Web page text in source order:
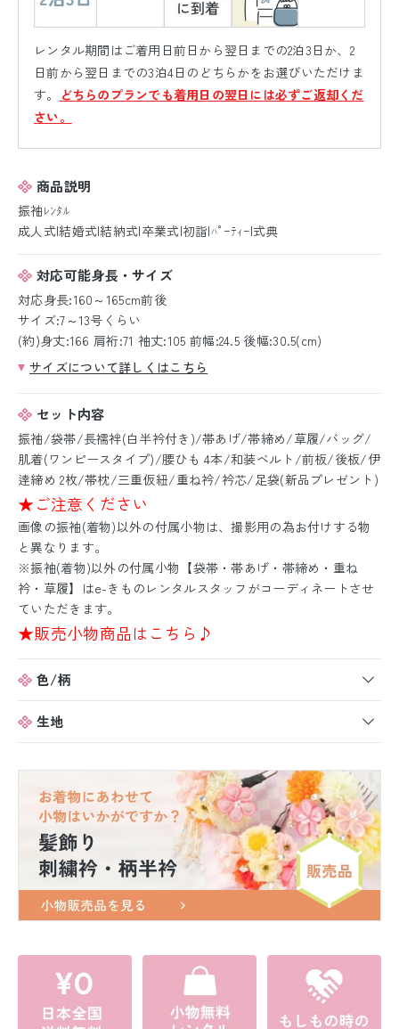
レンタル期間はご着用日前日から翌日までの2泊3日か、2
日前から翌日までの3泊4日のどちらかをお選びいただけま
す。
どちらのプランでも着用日の翌日には必ずご返却くだ
さい。
商品説明
振袖ﾚﾝﾀﾙ
成人式|結婚式|結納式|卒業式|初詣|ﾊﾟｰﾃｨｰ|式典
対応可能身長・サイズ
対応身長:160～165cm前後
サイズ:7～13号くらい
(約)身丈:166 肩裄:71 袖丈:105 前幅:24.5 後幅:30.5(cm)
サイズについて詳しくはこちら
セット内容
振袖/袋帯/長襦袢(白半衿付き)/帯あげ/帯締め/草履/バッグ/
肌着(ワンピースタイプ)/腰ひも 4本/和装ベルト/前板/後板/伊
逹締め 2枚/帯枕/三重仮紐/重ね衿/衿芯/足袋(新品プレゼント)
★ご注意ください
画像の振袖(着物)以外の付属小物は、撮影用の為お付けする物
と異なります。
※振袖(着物)以外の付属小物【袋帯・帯あげ・帯締め・重ね
衿・草履】はe-きものレンタルスタッフがコーディネートさせ
ていただきます。
★販売小物商品はこちら♪
色/柄
生地